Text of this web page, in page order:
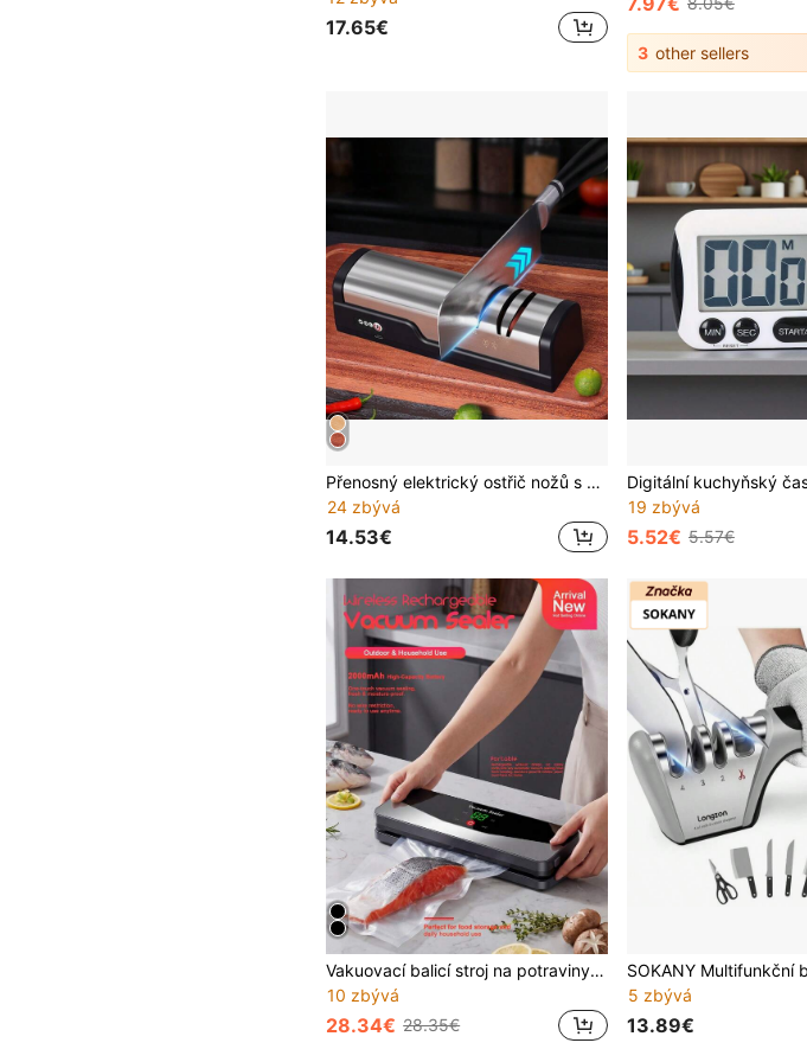
17.65€
3 other sellers
Přenosný elektrický ostřič nožů s USB nabíjením, nastavitelným úhlem a 20° rovným ostřicím prvkem, pro broušení a leštění kuchyňského nářadí, jednoduché použití
24 zbývá
14.53€
19 zbývá
5.52€ 5.57€
Vakuovací balicí stroj na potraviny pro venkovní i domácí použití, plně automatická vakuová , pro mokré i suché použití, dobíjecí balicí stroj s USB, kapacita baterie: 2000 mAh
10 zbývá
28.34€ 28.35€
5 zbývá
13.89€